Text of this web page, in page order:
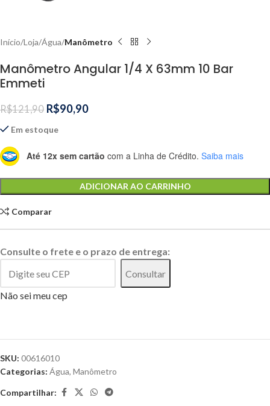
Início Loja Água Manômetro
Manômetro Angular 1/4 X 63mm 10 Bar
Emmeti
R$121,90 R$90,90
Em estoque
Até 12x sem cartão com a Linha de Crédito. Saiba mais
ADICIONAR AO CARRINHO
Comparar
Consulte o frete e o prazo de entrega:
Consultar
Não sei meu cep
SKU: 00616010
Categorias: Água, Manômetro
Compartilhar: